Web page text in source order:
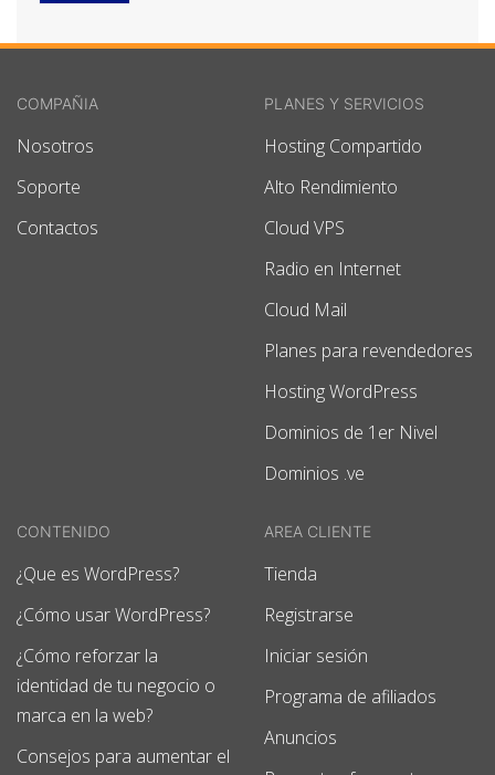
COMPAÑIA
Nosotros
Soporte
Contactos
PLANES Y SERVICIOS
Hosting Compartido
Alto Rendimiento
Cloud VPS
Radio en Internet
Cloud Mail
Planes para revendedores
Hosting WordPress
Dominios de 1er Nivel
Dominios .ve
CONTENIDO
¿Que es WordPress?
¿Cómo usar WordPress?
¿Cómo reforzar la
identidad de tu negocio o
marca en la web?
Consejos para aumentar el
AREA CLIENTE
Tienda
Registrarse
Iniciar sesión
Programa de afiliados
Anuncios